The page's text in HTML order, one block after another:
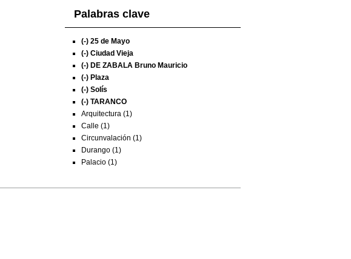
Palabras clave
(-) 25 de Mayo
(-) Ciudad Vieja
(-) DE ZABALA Bruno Mauricio
(-) Plaza
(-) Solís
(-) TARANCO
Arquitectura (1)
Calle (1)
Circunvalación (1)
Durango (1)
Palacio (1)